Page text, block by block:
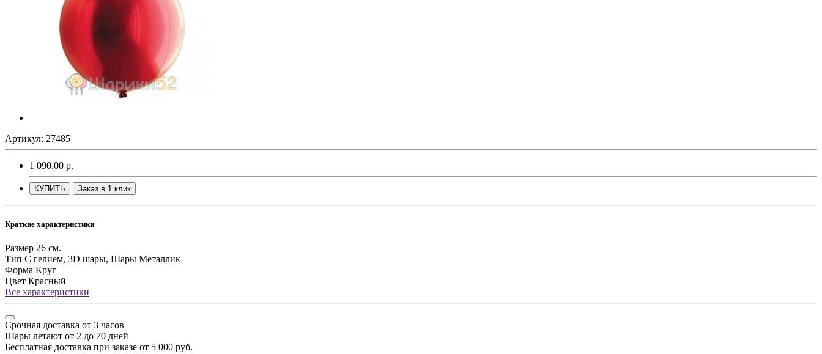
Артикул: 27485
1 090.00 р.
КУПИТЬ Заказ в 1 клик
Краткие характеристики
Размер 26 см.
Тип С гелием, 3D шары, Шары Металлик
Форма Круг
Цвет Красный
Все характеристики
Срочная доставка от 3 часов
Шары летают от 2 до 70 дней
Бесплатная доставка при заказе от 5 000 руб.